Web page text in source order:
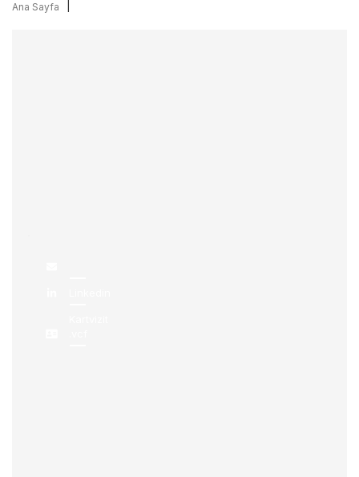
Ana Sayfa